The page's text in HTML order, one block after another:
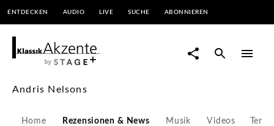
68.
GRAMMY
Awards:
DG
ENTDECKEN AUDIO LIVE SUCHE ABONNIEREN
Andris Nelsons
Home Rezensionen & News Musik Videos